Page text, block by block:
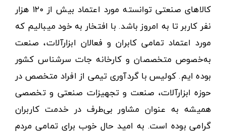
کالاهای صنعتی توانسته مورد اعتماد بیش از ۱۲۰ هزار
نفر کاربر تا به امروز باشد. با افتخار به خود میبالیم که
مورد اعتماد تمامی کابران و فعالان ابزارآلات، صنعت
به‌خصوص متخصصان و کارخانه جات سرشناس کشور
بوده ایم. کولیس با گردآوری تیمی از افراد متخصص در
حوزه ابزارآلات، صنعت و تجهیزات صنعتی و تخصصی
همیشه به عنوان مشاور بی‌طرف در خدمت کاربران
گرامی بوده است. به امید حال خوب برای تمامی مردم